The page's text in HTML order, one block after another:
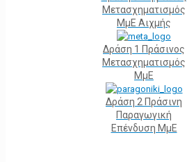
Μετασχηματισμός
ΜμΕ Αιχμής
Δράση 1 Πράσινος
Μετασχηματισμός
ΜμΕ
Δράση 2 Πράσινη
Παραγωγική
Επένδυση ΜμΕ